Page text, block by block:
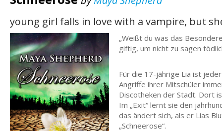
young girl falls in love with a vampire, but
„Weißt du was das
giftig, um nicht zu sagen
Für die 17-jährige Lia ist
Angriffe ihrer Mitschüler
Discotheken der Stadt. Dort
Im „Exit“ lernt sie den
das ändert sich, als er Lias
„Schneerose“.